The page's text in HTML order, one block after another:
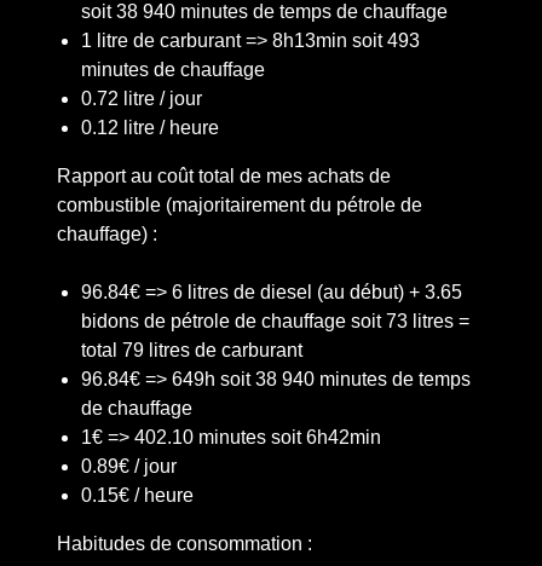
soit 38 940 minutes de temps de chauffage
1 litre de carburant => 8h13min soit 493
minutes de chauffage
0.72 litre / jour
0.12 litre / heure
Rapport au coût total de mes achats de
combustible (majoritairement du pétrole de
chauffage) :
96.84€ => 6 litres de diesel (au début) + 3.65
bidons de pétrole de chauffage soit 73 litres =
total 79 litres de carburant
96.84€ => 649h soit 38 940 minutes de temps
de chauffage
1€ => 402.10 minutes soit 6h42min
0.89€ / jour
0.15€ / heure
Habitudes de consommation :